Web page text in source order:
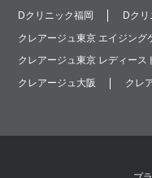
Dクリニック福岡
Dクリ
クレアージュ東京 エイジング
クレアージュ東京 レディース
クレアージュ大阪
クレ